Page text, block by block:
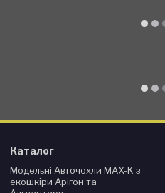
Каталог
Модельні Авточохли MAX-K з
екошкіри Арігон та